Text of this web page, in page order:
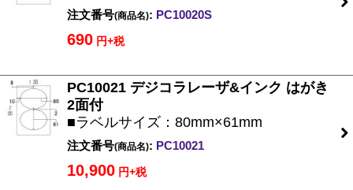
注文番号(商品名): PC10020S
690 円+税
PC10021 デジコラレーザ&インク はがき
2面付
■ラベルサイズ：80mm×61mm
注文番号(商品名): PC10021
10,900 円+税